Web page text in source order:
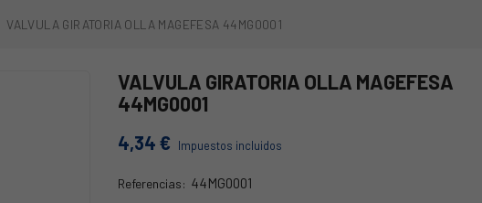
VALVULA GIRATORIA OLLA MAGEFESA 44MG0001
VALVULA GIRATORIA OLLA MAGEFESA
44MG0001
4,34 € Impuestos incluidos
Referencias: 44MG0001
44MG0001